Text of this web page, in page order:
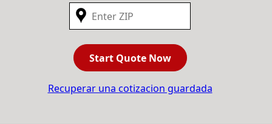
Start Quote Now
Recuperar una cotizacion guardada